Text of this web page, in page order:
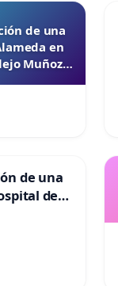
de una
en
Muñoz
de una
de